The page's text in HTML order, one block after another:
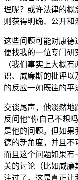
理呢？或许法律的概
则获得明确、公开和
这些问题可能对康德
便找我的一位专门研
（我们事实上大概
识、威廉斯的批评以
的反应一如既往的平
交谈尾声，他淡然地
反问他“你自己不想
是他的问题。但如果
德的新角度，并且不
而且这个问题如果有
关的讨论（比如威廉
注过了。这是真正让